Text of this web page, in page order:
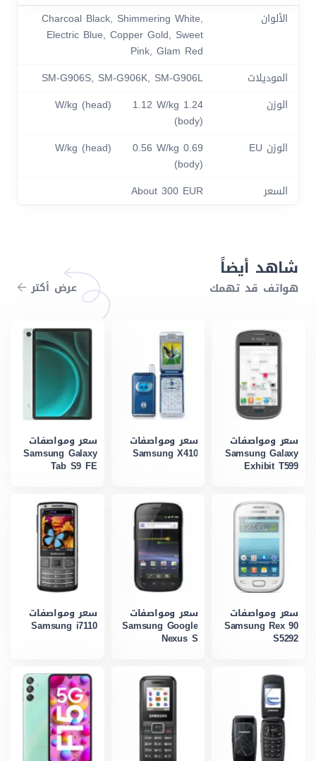
الألوان
Charcoal Black, Shimmering White,
Electric Blue, Copper Gold, Sweet
Pink, Glam Red
الموديلات
SM-G906S, SM-G906K, SM-G906L
الوزن
1.24 W/kg (head) 1.12 W/kg
(body)
الوزن EU
0.69 W/kg (head) 0.56 W/kg
(body)
السعر
About 300 EUR
شاهد أيضاً
هواتف قد تهمك عرض أكتر
سعر ومواصفات
Samsung Galaxy
Exhibit T599
سعر ومواصفات
Samsung X410
سعر ومواصفات
Samsung Galaxy
Tab S9 FE
سعر ومواصفات
Samsung Rex 90
S5292
سعر ومواصفات
Samsung Google
Nexus S
سعر ومواصفات
Samsung i7110